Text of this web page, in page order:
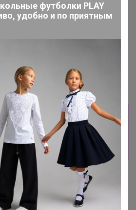
СКИДКА !
Женские брючные костюмы
(костюмы с брюками) MIXAN
4046
о заказах доступна
клуба
записи 1-2из2.
футболки PLAY
удобно и по приятным